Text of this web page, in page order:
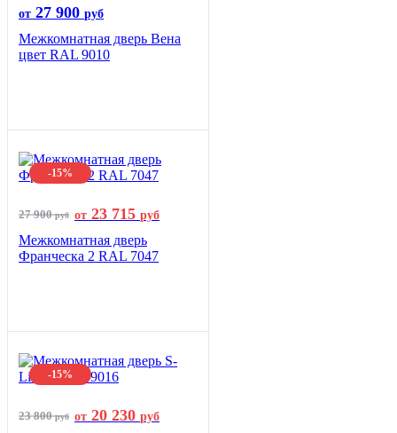
от 27 900 руб
Межкомнатная дверь Вена
цвет RAL 9010
-15%
27 900руб от 23 715 руб
Межкомнатная дверь
Франческа 2 RAL 7047
-15%
23 800руб от 20 230 руб